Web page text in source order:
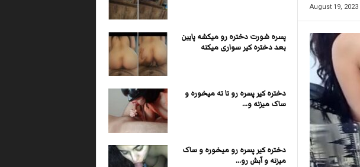
August 19, 2023
پسره شورت دختره رو میکشه پایین
بعد دختره کیر سواری میکنه
دختره کیر پسره رو تا ته میخوره و
ساک میزنه و...
دختره کیر پسره رو میخوره و ساک
میزنه و آبش رو...